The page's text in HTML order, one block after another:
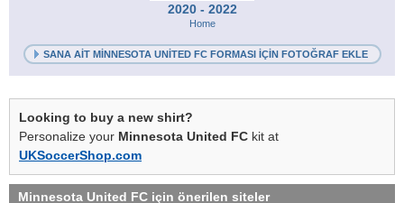
2020 - 2022
Home
SANA AIT MINNESOTA UNITED FC FORMASI IÇIN FOTOĞRAF EKLE
Looking to buy a new shirt?
Personalize your Minnesota United FC kit at
UKSoccerShop.com
Minnesota United FC için önerilen siteler